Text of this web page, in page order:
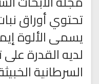
تحتوي أوراق
يسمى الألوة
لديه القدرة على
السرطانية